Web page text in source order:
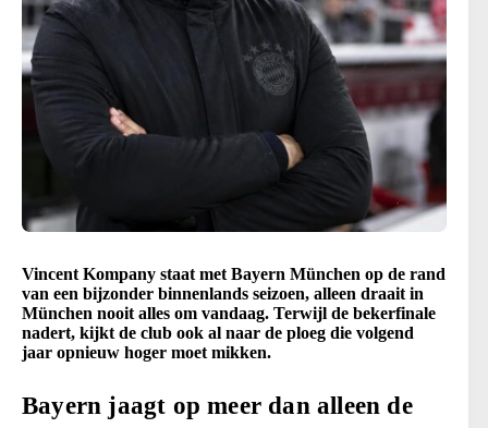
Vincent Kompany staat met Bayern München op de rand
van een bijzonder binnenlands seizoen, alleen draait in
München nooit alles om vandaag. Terwijl de bekerfinale
nadert, kijkt de club ook al naar de ploeg die volgend
jaar opnieuw hoger moet mikken.
Bayern jaagt op meer dan alleen de